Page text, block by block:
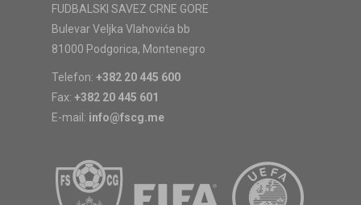
FUDBALSKI SAVEZ CRNE GORE
Bulevar Veljka Vlahovića bb
81000 Podgorica, Montenegro
Telefon: +382 20 445 600
Fax: +382 20 445 601
E-mail: info@fscg.me